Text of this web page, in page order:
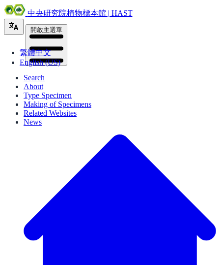
中央研究院植物標本館 | HAST
繁體中文
English (US)
開啟主選單
Search
About
Type Specimen
Making of Specimens
Related Websites
News